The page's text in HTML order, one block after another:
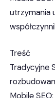
utrzymania
Treść
Tradycyjne
Mobile